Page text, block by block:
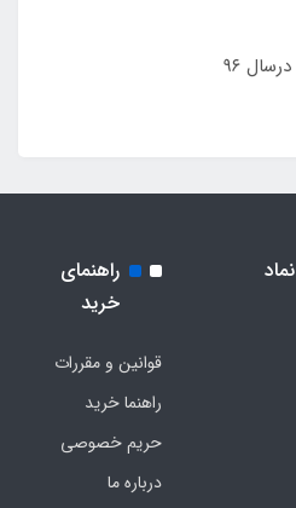
٩۶
راهنمای
خرید
قوانین و مقررات
راهنما خرید
حریم خصوصی
درباره ما